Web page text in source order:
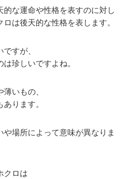
な運命や性格を表すのに対し
は後天的な性格を表します。
すが、
珍しいですよね。
いもの、
ります。
場所によって意味が異なりま
クロは